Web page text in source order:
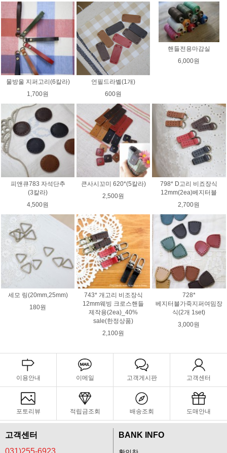
물방울 지퍼고리(6칼라)
1,700원
언필드라벨(1개)
600원
핸들전용마감실
6,000원
피앤큐783 자석단추
(3칼라)
4,500원
큰사시꼬미 620*(5칼라)
2,500원
798* D고리 비죠장식
12mm(2ea)베지터블
2,700원
세모 링(20mm,25mm)
180원
743* 개고리 비조장식
12mm웨빙 크로스핸들
제작용(2ea)_40%
sale(한정상품)
2,100원
728*
베지터블가죽지퍼여밈장
식(2개 1set)
3,000원
이용안내 이메일 고객게시판 고객센터
포토리뷰 적립금조회 배송조회 도매안내
고객센터
031)255-6923
BANK INFO